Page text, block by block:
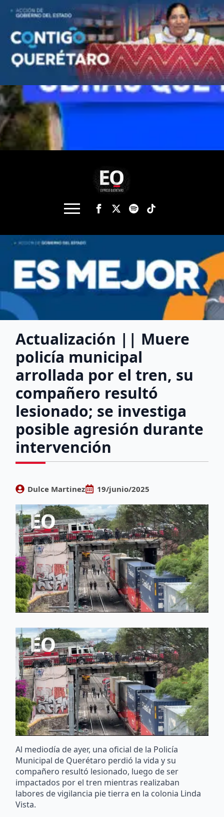
Actualización || Muere
policía municipal
arrollada por el tren, su
compañero resultó
lesionado; se investiga
posible agresión durante
intervención
Dulce Martinez 19/junio/2025
Al mediodía de ayer, una oficial de la Policía
Municipal de Querétaro perdió la vida y su
compañero resultó lesionado, luego de ser
impactados por el tren mientras realizaban
labores de vigilancia pie tierra en la colonia Linda
Vista.